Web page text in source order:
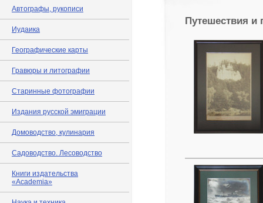
Автографы, рукописи
Иудаика
Географические карты
Гравюры и литографии
Старинные фотографии
Издания русской эмиграции
Домоводство, кулинария
Садоводство. Лесоводство
Книги издательства
«Academia»
Путешествия и